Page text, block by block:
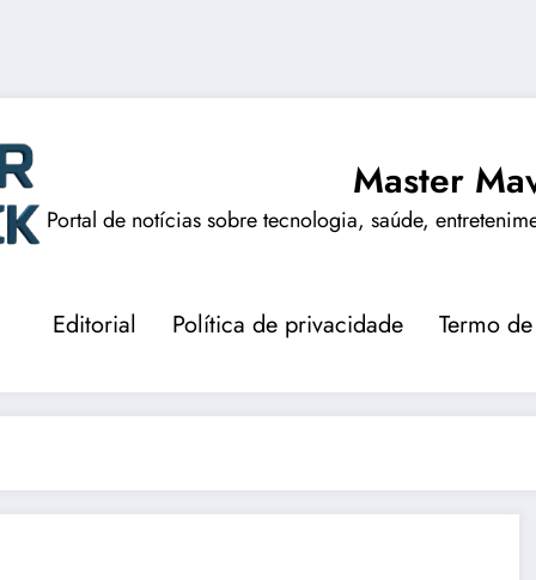
Master
Portal de notícias sobre tecnologia, saúde,
Editorial Política de privacidade Termo